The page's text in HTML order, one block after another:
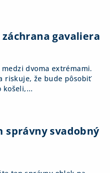
gavaliera
dvoma extrémami.
riskuje, že bude pôsobiť
košeli,...
správny svadobný